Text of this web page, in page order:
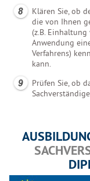
Klären Sie, ob
die von Ihnen
(z.B.
Anwendung
Verfahrens)
kann.
Prüfen Sie, ob